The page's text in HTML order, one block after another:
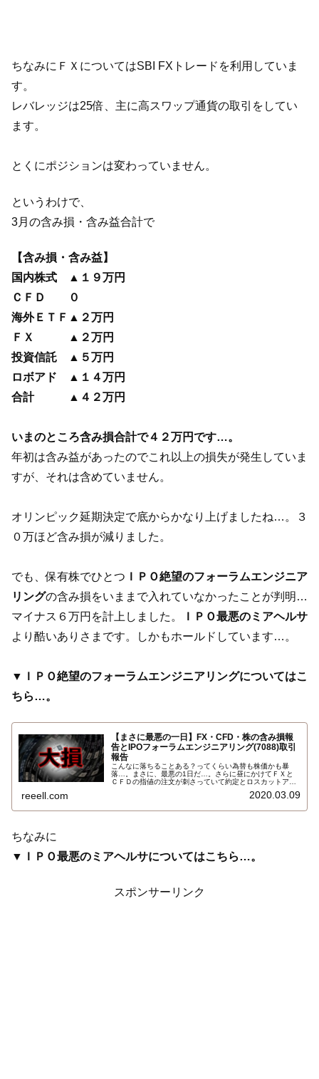
ちなみにＦＸについてはSBI FXトレードを利用していま
す。
レバレッジは25倍、主に高スワップ通貨の取引をしてい
ます。
とくにポジションは変わっていません。
というわけで、
3月の含み損・含み益合計で
【含み損・含み益】
国内株式 ▲１９万円
ＣＦＤ ０
海外ＥＴＦ▲２万円
ＦＸ ▲２万円
投資信託 ▲５万円
ロボアド ▲１４万円
合計 ▲４２万円
いまのところ含み損合計で４２万円です…。
年初は含み益があったのでこれ以上の損失が発生していま
すが、それは含めていません。
オリンピック延期決定で底からかなり上げましたね…。３
０万ほど含み損が減りました。
でも、保有株でひとつ ＩＰＯ絶望のフォーラムエンジニア
リングの含み損をいままで入れていなかったことが判明…
マイナス６万円を計上しました。
ＩＰＯ最悪のミアヘルサ
より酷いありさまです。しかもホールドしています…。
▼ＩＰＯ絶望のフォーラムエンジニアリングについてはこ
ちら…。
【まさに最悪の一日】FX・CFD・株の含み損報
告とIPOフォーラムエンジニアリング(7088)取引
報告
こんなに落ちることある？ってくらい為替も株価かも暴
落…。まさに、最悪の1日だ…。さらに昼にかけてＦＸと
ＣＦＤの指値の注文が刺さっていて約定とロスカットアラ
来の気分の悪いナチュラルハイ状態になりました。含み損
reeell.com 2020.03.09
ちなみに
▼ＩＰＯ最悪のミアヘルサについてはこちら…。
スポンサーリンク